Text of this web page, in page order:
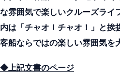
な雰囲気で楽しいクルーズライ
内は「チャオ！チャオ！」と挨
客船ならではの楽しい雰囲気を
◆上記文書のページ